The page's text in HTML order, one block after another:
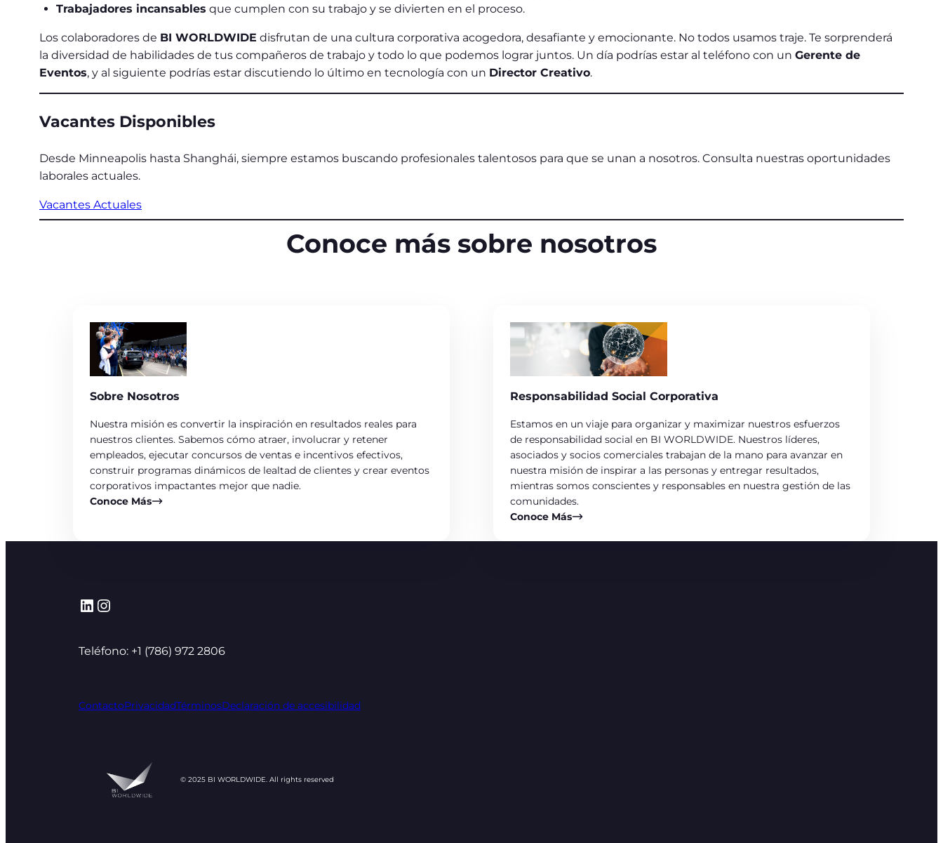
Trabajadores incansables que cumplen con su trabajo y se divierten en el proceso.
Los colaboradores de BI WORLDWIDE disfrutan de una cultura corporativa acogedora, desafiante y emocionante. No todos usamos traje. Te sorprenderá
la diversidad de habilidades de tus compañeros de trabajo y todo lo que podemos lograr juntos. Un día podrías estar al teléfono con un Gerente de
Eventos, y al siguiente podrías estar discutiendo lo último en tecnología con un Director Creativo.
Vacantes Disponibles
Desde Minneapolis hasta Shanghái, siempre estamos buscando profesionales talentosos para que se unan a nosotros. Consulta nuestras oportunidades
laborales actuales.
Vacantes Actuales
Conoce más sobre nosotros
Sobre Nosotros
Nuestra misión es convertir la inspiración en resultados reales para
nuestros clientes. Sabemos cómo atraer, involucrar y retener
empleados, ejecutar concursos de ventas e incentivos efectivos,
construir programas dinámicos de lealtad de clientes y crear eventos
corporativos impactantes mejor que nadie.
Conoce Más
Responsabilidad Social Corporativa
Estamos en un viaje para organizar y maximizar nuestros esfuerzos
de responsabilidad social en BI WORLDWIDE. Nuestros líderes,
asociados y socios comerciales trabajan de la mano para avanzar en
nuestra misión de inspirar a las personas y entregar resultados,
mientras somos conscientes y responsables en nuestra gestión de las
comunidades.
Conoce Más
LinkedIn
Instagram
Teléfono: +1 (786) 972 2806
ContactoPrivacidadTérminosDeclaración de accesibilidad
© 2025 BI WORLDWIDE. All rights reserved